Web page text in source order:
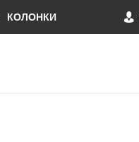
КОЛОНКИ